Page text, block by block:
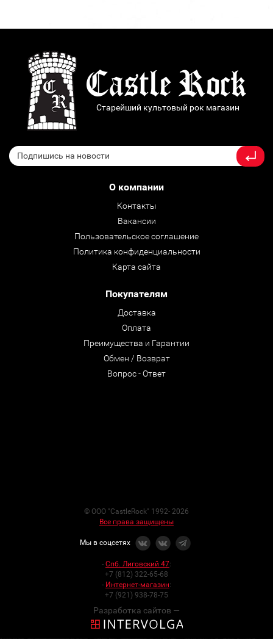
Старейший культовый рок магазин
О компании
Контакты
Вакансии
Пользовательское соглашение
Политика конфиденциальности
Карта сайта
Покупателям
Доставка
Оплата
Преимущества и Гарантии
Обмен / Возврат
Вопрос - Ответ
© ООО "CastleRock" 1992- 2026
Все права защищены
Мы в соцсетях
- Спб. Лиговский 47:
+7 (812) 322-65-68
- Интернет-магазин:
+7 (921) 938-78-75
Разработка сайтов —